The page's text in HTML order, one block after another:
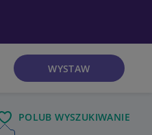
WYSTAW
POLUB WYSZUKIWANIE